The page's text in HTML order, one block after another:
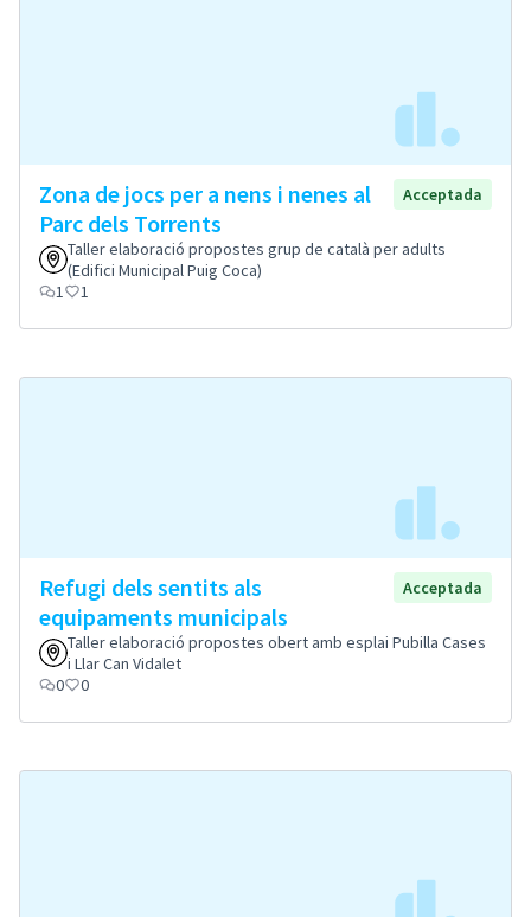
Zona de jocs per a nens i nenes al
Parc dels Torrents
Acceptada
Taller elaboració propostes grup de català per adults
(Edifici Municipal Puig Coca)
1
1
Refugi dels sentits als
equipaments municipals
Acceptada
Taller elaboració propostes obert amb esplai Pubilla Cases
i Llar Can Vidalet
0
0